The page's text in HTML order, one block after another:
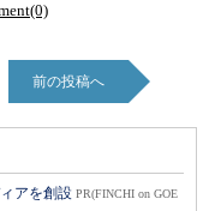
前の投稿へ
アを創設 PR(FINCHI on GOE